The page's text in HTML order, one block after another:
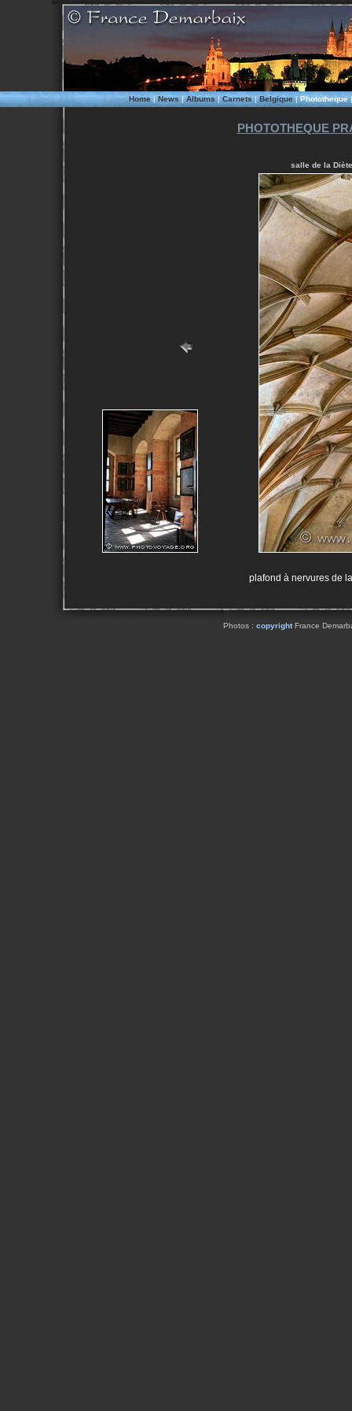
Home|News|Albums|Carnets|Belgique|Phototheque
PHOTOTHEQUE
salle de la
plafond à nervures de
Photos : copyrightFrance